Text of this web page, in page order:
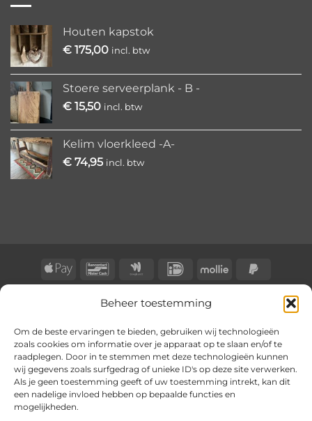
Beheer toestemming
Om de beste ervaringen te bieden, gebruiken wij technologieën
zoals cookies om informatie over je apparaat op te slaan en/of te
raadplegen. Door in te stemmen met deze technologieën kunnen
wij gegevens zoals surfgedrag of unieke ID's op deze site verwerken.
Als je geen toestemming geeft of uw toestemming intrekt, kan dit
een nadelige invloed hebben op bepaalde functies en
mogelijkheden.
Houten kapstok
€ 175,00 incl. btw
Stoere serveerplank - B -
€ 15,50 incl. btw
Kelim vloerkleed -A-
€ 74,95 incl. btw
Apple
Pay
BancontactGoogle
Wallet
IDeal Mollie
2
CONTACT KLACHTENREGELING